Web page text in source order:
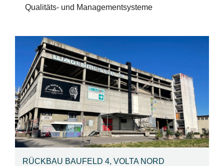
Qualitäts- und Managementsysteme
RÜCKBAU BAUFELD 4, VOLTA NORD